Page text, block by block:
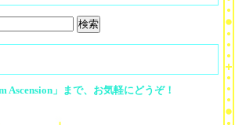
Ascension」まで、お気軽にどうぞ！